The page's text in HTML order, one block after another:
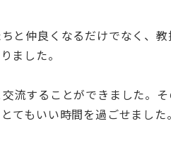
と仲良くなるだけでなく、
ました。
流することができました。
てもいい時間を過ごせまし